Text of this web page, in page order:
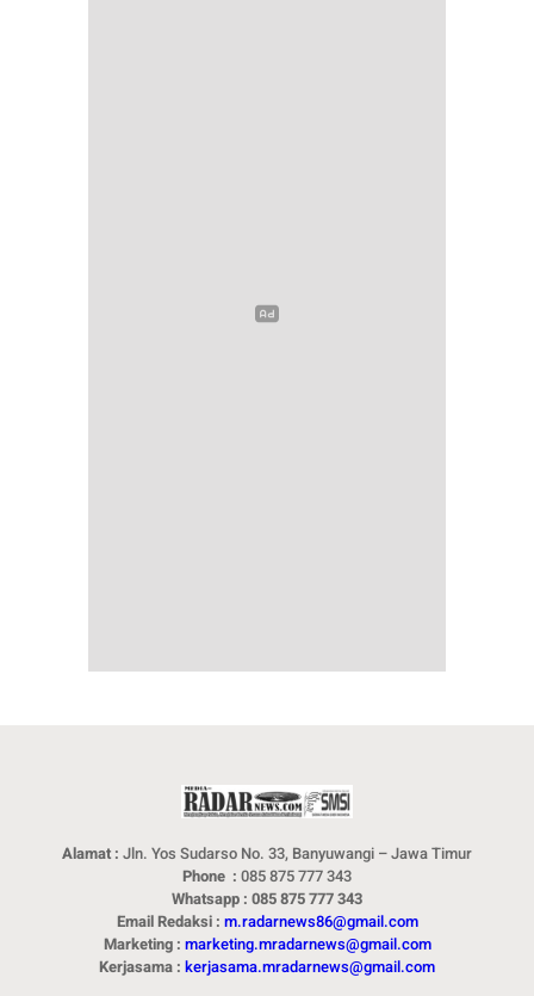
Alamat : Jln. Yos Sudarso No. 33, Banyuwangi – Jawa Timur
Phone : 085 875 777 343
Whatsapp : 085 875 777 343
Email Redaksi : m.radarnews86@gmail.com
Marketing : marketing.mradarnews@gmail.com
Kerjasama : kerjasama.mradarnews@gmail.com